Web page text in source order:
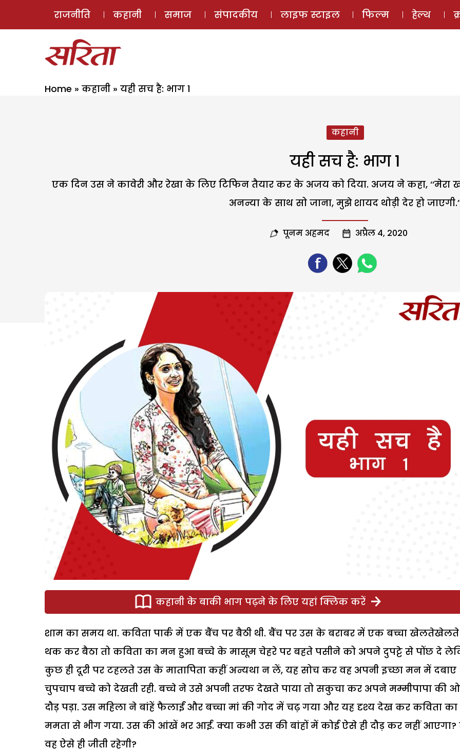
ई-मैगज़ीन
राजनीति कहानी समाज संपादकीय लाइफ स्टाइल फिल्म हेल्थ
Home » कहानी » यही सच है: भाग 1
कहानी
यही सच है: भाग 1
एक दिन उस ने कावेरी और रेखा के लिए टिफिन तैयार कर के अजय को दिया. अजय ने कहा, ‘‘मेरा
अनन्या के साथ सो जाना, मुझे शायद थोड़ी देर हो
पूनम अहमद अप्रैल 4, 2020
कहानी के बाकी भाग पढ़ने के लिए यहां क्लिक करें
शाम का समय था. कविता पार्क में एक बैंच पर बैठी थी. बैंच पर उस के बराबर में एक बच्चा खेलतेखेलते
थक कर बैठा तो कविता का मन हुआ बच्चे के मासूम चेहरे पर बहते पसीने को अपने दुपट्टे से पोंछ दे
कुछ ही दूरी पर टहलते उस के मातापिता कहीं अन्यथा न लें, यह सोच कर वह अपनी इच्छा मन में दबाए
चुपचाप बच्चे को देखती रही. बच्चे ने उसे अपनी तरफ देखते पाया तो सकुचा कर अपने मम्मीपापा की
दौड़ पड़ा. उस महिला ने बांहें फैलाईं और बच्चा मां की गोद में चढ़ गया और यह दृश्य देख कर कविता
ममता से भीग गया. उस की आंखें भर आईं. क्या कभी उस की बांहों में कोई ऐसे ही दौड़ कर नहीं आएगा?
वह ऐसे ही जीती रहेगी?